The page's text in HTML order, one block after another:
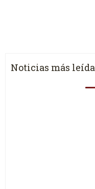
Noticias más